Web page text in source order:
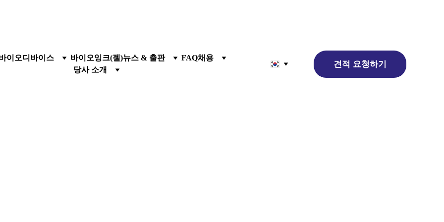
이오디바이스 바이오잉크(젤)뉴스 & 출판 FAQ채용
당사 소개
견적 요청하기